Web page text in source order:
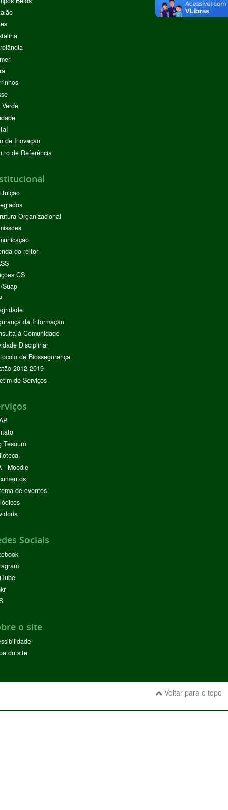
de Inovação
de Referência
Organizacional
do reitor
CS
Suap
da Informação
à Comunidade
Disciplinar
de Biossegurança
2012-2019
de Serviços
Tesouro
- Moodle
de eventos
Sociais
o site
do site
Voltar para o topo